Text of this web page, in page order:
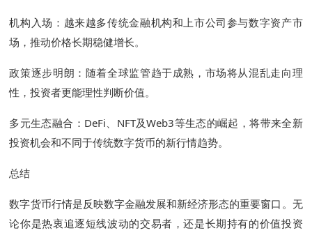
机构入场：越来越多传统金融机构和上市公司参与数字资产市
场，推动价格长期稳健增长。
政策逐步明朗：随着全球监管趋于成熟，市场将从混乱走向理
性，投资者更能理性判断价值。
多元生态融合：DeFi、NFT及Web3等生态的崛起，将带来全新
投资机会和不同于传统数字货币的新行情趋势。
总结
数字货币行情是反映数字金融发展和新经济形态的重要窗口。无
论你是热衷追逐短线波动的交易者，还是长期持有的价值投资